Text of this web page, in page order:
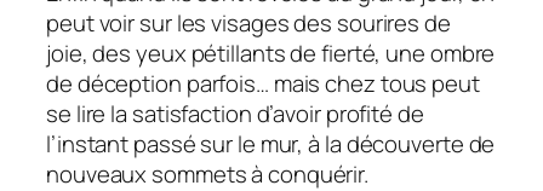
peut voir sur les visages des sourires de
joie, des yeux pétillants de fierté, une ombre
de déception parfois… mais chez tous peut
se lire la satisfaction d’avoir profité de
l’instant passé sur le mur, à la découverte de
nouveaux sommets à conquérir.